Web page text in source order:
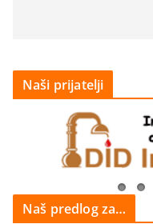
Naši prijatelji
Naš predlog za…